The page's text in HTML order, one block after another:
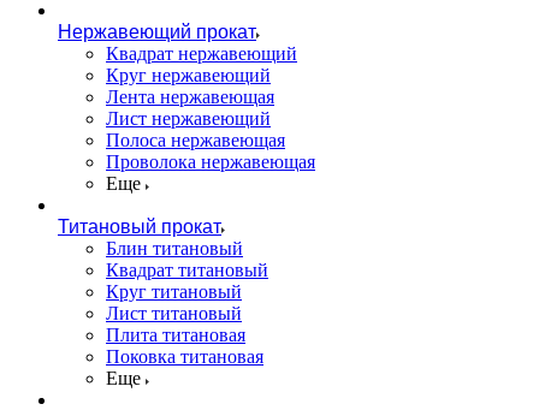
Нержавеющий прокат
Квадрат нержавеющий
Круг нержавеющий
Лента нержавеющая
Лист нержавеющий
Полоса нержавеющая
Проволока нержавеющая
Еще
Титановый прокат
Блин титановый
Квадрат титановый
Круг титановый
Лист титановый
Плита титановая
Поковка титановая
Еще